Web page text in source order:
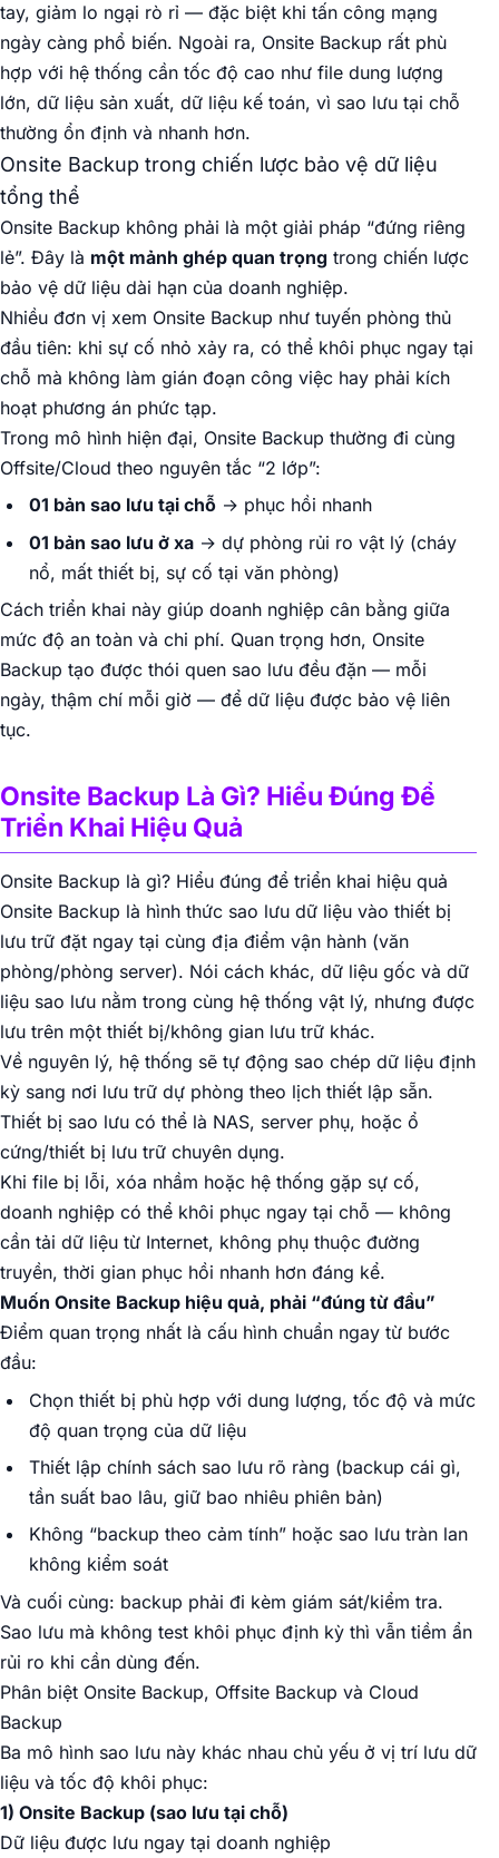
tay, giảm lo ngại rò rỉ — đặc biệt khi tấn công mạng
ngày càng phổ biến. Ngoài ra, Onsite Backup rất phù
hợp với hệ thống cần tốc độ cao như file dung lượng
lớn, dữ liệu sản xuất, dữ liệu kế toán, vì sao lưu tại chỗ
thường ổn định và nhanh hơn.
Onsite Backup trong chiến lược bảo vệ dữ liệu
tổng thể
Onsite Backup không phải là một giải pháp “đứng riêng
lẻ”. Đây là một mảnh ghép quan trọng trong chiến lược
bảo vệ dữ liệu dài hạn của doanh nghiệp.
Nhiều đơn vị xem Onsite Backup như tuyến phòng thủ
đầu tiên: khi sự cố nhỏ xảy ra, có thể khôi phục ngay tại
chỗ mà không làm gián đoạn công việc hay phải kích
hoạt phương án phức tạp.
Trong mô hình hiện đại, Onsite Backup thường đi cùng
Offsite/Cloud theo nguyên tắc “2 lớp”:
01 bản sao lưu tại chỗ→ phục hồi nhanh
01 bản sao lưu ở xa→ dự phòng rủi ro vật lý (cháy
nổ, mất thiết bị, sự cố tại văn phòng)
Cách triển khai này giúp doanh nghiệp cân bằng giữa
mức độ an toàn và chi phí. Quan trọng hơn, Onsite
Backup tạo được thói quen sao lưu đều đặn — mỗi
ngày, thậm chí mỗi giờ — để dữ liệu được bảo vệ liên
tục.
Onsite Backup Là Gì? Hiểu Đúng Để
Triển Khai Hiệu Quả
Onsite Backup là gì? Hiểu đúng để triển khai hiệu quả
Onsite Backup là hình thức sao lưu dữ liệu vào thiết bị
lưu trữ đặt ngay tại cùng địa điểm vận hành (văn
phòng/phòng server). Nói cách khác, dữ liệu gốc và dữ
liệu sao lưu nằm trong cùng hệ thống vật lý, nhưng được
lưu trên một thiết bị/không gian lưu trữ khác.
Về nguyên lý, hệ thống sẽ tự động sao chép dữ liệu định
kỳ sang nơi lưu trữ dự phòng theo lịch thiết lập sẵn.
Thiết bị sao lưu có thể là NAS, server phụ, hoặc ổ
cứng/thiết bị lưu trữ chuyên dụng.
Khi file bị lỗi, xóa nhầm hoặc hệ thống gặp sự cố,
doanh nghiệp có thể khôi phục ngay tại chỗ — không
cần tải dữ liệu từ Internet, không phụ thuộc đường
truyền, thời gian phục hồi nhanh hơn đáng kể.
Muốn Onsite Backup hiệu quả, phải “đúng từ đầu”
Điểm quan trọng nhất là cấu hình chuẩn ngay từ bước
đầu:
Chọn thiết bị phù hợp với dung lượng, tốc độ và mức
độ quan trọng của dữ liệu
Thiết lập chính sách sao lưu rõ ràng (backup cái gì,
tần suất bao lâu, giữ bao nhiêu phiên bản)
Không “backup theo cảm tính” hoặc sao lưu tràn lan
không kiểm soát
Và cuối cùng: backup phải đi kèm giám sát/kiểm tra.
Sao lưu mà không test khôi phục định kỳ thì vẫn tiềm ẩn
rủi ro khi cần dùng đến.
Phân biệt Onsite Backup, Offsite Backup và Cloud
Backup
Ba mô hình sao lưu này khác nhau chủ yếu ở vị trí lưu dữ
liệu và tốc độ khôi phục:
1) Onsite Backup (sao lưu tại chỗ)
Dữ liệu được lưu ngay tại doanh nghiệp